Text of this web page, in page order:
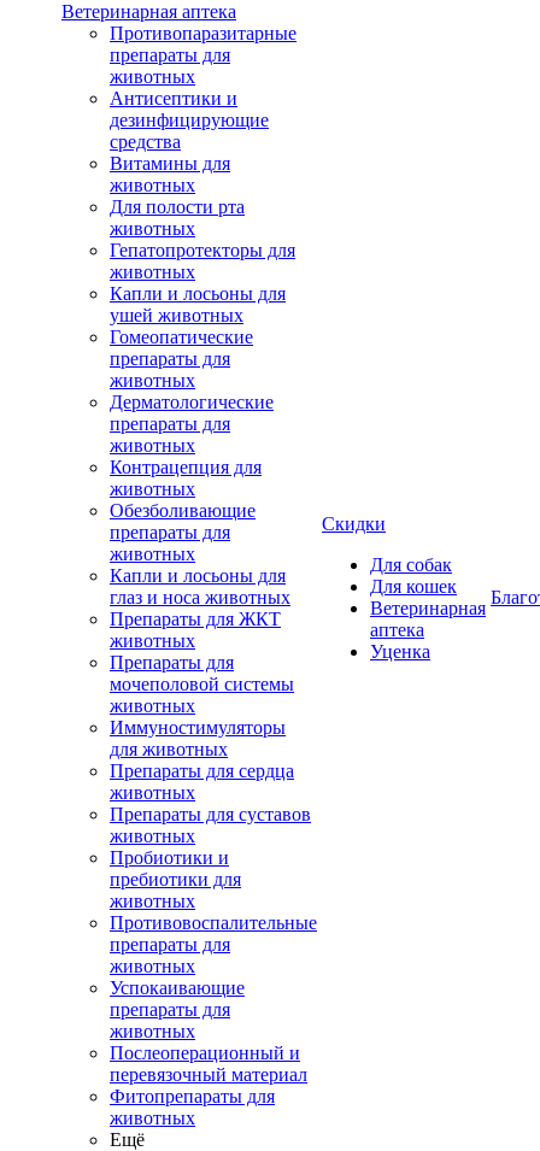
Ветеринарная аптека
Противопаразитарные
препараты для
животных
Антисептики и
дезинфицирующие
средства
Витамины для
животных
Для полости рта
животных
Гепатопротекторы для
животных
Капли и лосьоны для
ушей животных
Гомеопатические
препараты для
животных
Дерматологические
препараты для
животных
Контрацепция для
животных
Обезболивающие
препараты для
животных
Капли и лосьоны для
глаз и носа животных
Препараты для ЖКТ
животных
Препараты для
мочеполовой системы
животных
Иммуностимуляторы
для животных
Препараты для сердца
животных
Препараты для суставов
животных
Пробиотики и
пребиотики для
животных
Противовоспалительные
препараты для
животных
Успокаивающие
препараты для
животных
Послеоперационный и
перевязочный материал
Фитопрепараты для
животных
Ещё
Скидки
Для собак
Для кошек
Ветеринарная
аптека
Уценка